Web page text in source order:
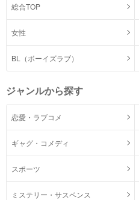
総合TOP
女性
BL（ボーイズラブ）
ジャンルから探す
恋愛・ラブコメ
ギャグ・コメディ
スポーツ
ミステリー・サスペンス